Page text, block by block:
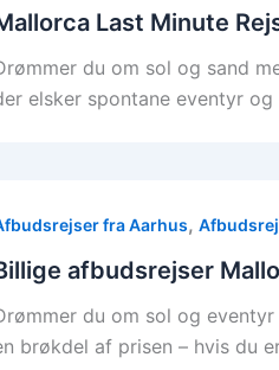
Last Minute
du om sol og sand
elsker spontane eventyr og
fra Aarhus,
afbudsrejser
du om sol og
brøkdel af prisen – hvis du